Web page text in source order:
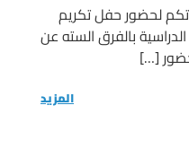
لحضور حفل تكريم
بالفرق السته عن
المزيد